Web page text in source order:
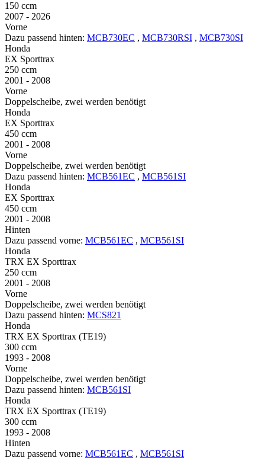
150 ccm
2007 - 2026
Vorne
Dazu passend hinten: MCB730EC , MCB730RSI , MCB730SI
Honda
EX Sporttrax
250 ccm
2001 - 2008
Vorne
Doppelscheibe, zwei werden benötigt
Honda
EX Sporttrax
450 ccm
2001 - 2008
Vorne
Doppelscheibe, zwei werden benötigt
Dazu passend hinten: MCB561EC , MCB561SI
Honda
EX Sporttrax
450 ccm
2001 - 2008
Hinten
Dazu passend vorne: MCB561EC , MCB561SI
Honda
TRX EX Sporttrax
250 ccm
2001 - 2008
Vorne
Doppelscheibe, zwei werden benötigt
Dazu passend hinten: MCS821
Honda
TRX EX Sporttrax (TE19)
300 ccm
1993 - 2008
Vorne
Doppelscheibe, zwei werden benötigt
Dazu passend hinten: MCB561SI
Honda
TRX EX Sporttrax (TE19)
300 ccm
1993 - 2008
Hinten
Dazu passend vorne: MCB561EC , MCB561SI